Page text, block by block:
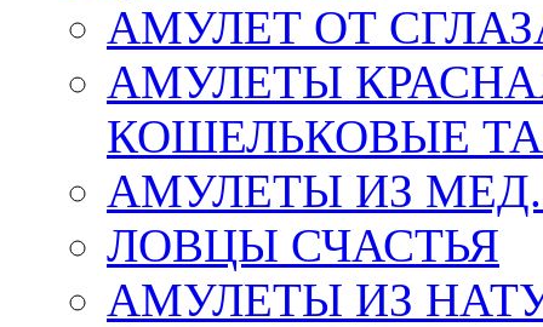
АМУЛЕТ ОТ
АМУЛЕТЫ
КОШЕЛЬКОВЫЕ
АМУЛЕТЫ ИЗ
ЛОВЦЫ СЧАСТЬЯ
АМУЛЕТЫ ИЗ